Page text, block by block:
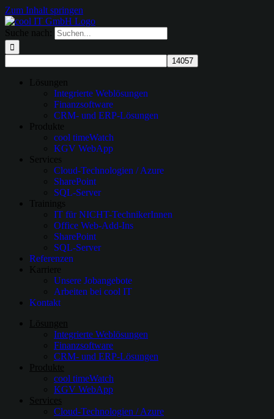
Zum Inhalt springen
Suche nach:
Lösungen
Integrierte Weblösungen
Finanzsoftware
CRM- und ERP-Lösungen
Produkte
cool timeWatch
KGV WebApp
Services
Cloud-Technologien / Azure
SharePoint
SQL-Server
Trainings
IT für NICHT-TechnikerInnen
Office Web-Add-Ins
SharePoint
SQL-Server
Referenzen
Karriere
Unsere Jobangebote
Arbeiten bei cool IT
Kontakt
Lösungen
Integrierte Weblösungen
Finanzsoftware
CRM- und ERP-Lösungen
Produkte
cool timeWatch
KGV WebApp
Services
Cloud-Technologien / Azure